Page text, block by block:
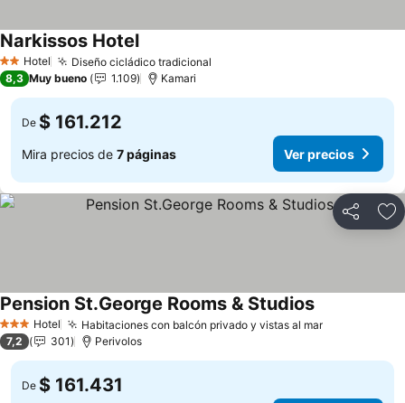
2 Estrellas
Hotel Diseño cicládico tradicional
Narkissos HotelVer precios
8,3 Muy bueno 1.109 Kamari
De $ 161.212
Mira precios de 7 páginas Ver precios
Compartir
3 Estrellas
Hotel Habitaciones con balcón privado y vistas al marVer precios
Pension St.George Rooms & StudiosVer precios
7,2 301 Perivolos
De $ 161.431